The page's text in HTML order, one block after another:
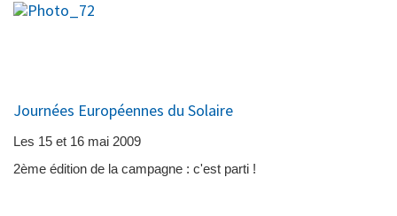
Journées Européennes du Solaire
Les 15 et 16 mai 2009
2ème édition de la campagne : c'est parti !